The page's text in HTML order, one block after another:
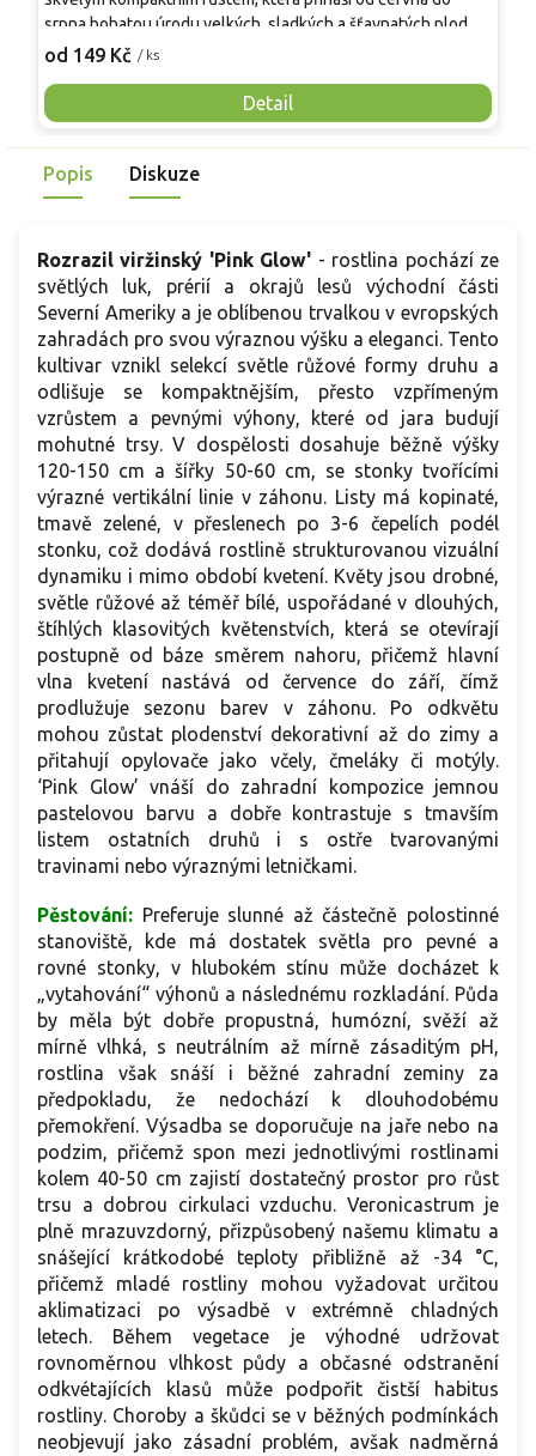
od 149 Kč / ks
Detail
srpna bohatou úrodu velkých, sladkých a šťavnatých plodů.
Pevné vzpřímené výhony tvoří elegantní habitus bez
Mrazuvzdornost do −25 °C a spolehlivá vitalita z něj dělají
skvělou volbu pro každého pěstitele.
Popis Diskuze
Rozrazil viržinský 'Pink Glow' - rostlina pochází ze
světlých luk, prérií a okrajů lesů východní části
Severní Ameriky a je oblíbenou trvalkou v evropských
zahradách pro svou výraznou výšku a eleganci. Tento
kultivar vznikl selekcí světle růžové formy druhu a
odlišuje se kompaktnějším, přesto vzpřímeným
vzrůstem a pevnými výhony, které od jara budují
mohutné trsy. V dospělosti dosahuje běžně výšky
120-150 cm a šířky 50-60 cm, se stonky tvořícími
výrazné vertikální linie v záhonu. Listy má kopinaté,
tmavě zelené, v přeslenech po 3-6 čepelích podél
stonku, což dodává rostlině strukturovanou vizuální
dynamiku i mimo období kvetení. Květy jsou drobné,
světle růžové až téměř bílé, uspořádané v dlouhých,
štíhlých klasovitých květenstvích, která se otevírají
postupně od báze směrem nahoru, přičemž hlavní
vlna kvetení nastává od července do září, čímž
prodlužuje sezonu barev v záhonu. Po odkvětu
mohou zůstat plodenství dekorativní až do zimy a
přitahují opylovače jako včely, čmeláky či motýly.
‘Pink Glow’ vnáší do zahradní kompozice jemnou
pastelovou barvu a dobře kontrastuje s tmavším
listem ostatních druhů i s ostře tvarovanými
travinami nebo výraznými letničkami.
Pěstování: Preferuje slunné až částečně polostinné
stanoviště, kde má dostatek světla pro pevné a
rovné stonky, v hlubokém stínu může docházet k
„vytahování“ výhonů a následnému rozkladání. Půda
by měla být dobře propustná, humózní, svěží až
mírně vlhká, s neutrálním až mírně zásaditým pH,
rostlina však snáší i běžné zahradní zeminy za
předpokladu, že nedochází k dlouhodobému
přemokření. Výsadba se doporučuje na jaře nebo na
podzim, přičemž spon mezi jednotlivými rostlinami
kolem 40-50 cm zajistí dostatečný prostor pro růst
trsu a dobrou cirkulaci vzduchu. Veronicastrum je
plně mrazuvzdorný, přizpůsobený našemu klimatu a
snášející krátkodobé teploty přibližně až -34 °C,
přičemž mladé rostliny mohou vyžadovat určitou
aklimatizaci po výsadbě v extrémně chladných
letech. Během vegetace je výhodné udržovat
rovnoměrnou vlhkost půdy a občasné odstranění
odkvétajících klasů může podpořit čistší habitus
rostliny. Choroby a škůdci se v běžných podmínkách
neobjevují jako zásadní problém, avšak nadměrná